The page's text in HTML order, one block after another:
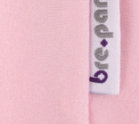
oder den Sensor